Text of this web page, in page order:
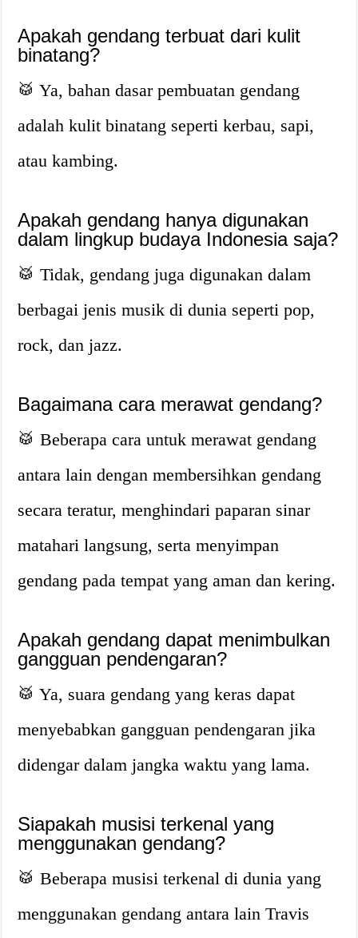
Apakah gendang terbuat dari kulit
binatang?
🥁 Ya, bahan dasar pembuatan gendang
adalah kulit binatang seperti kerbau, sapi,
atau kambing.
Apakah gendang hanya digunakan
dalam lingkup budaya Indonesia saja?
🥁 Tidak, gendang juga digunakan dalam
berbagai jenis musik di dunia seperti pop,
rock, dan jazz.
Bagaimana cara merawat gendang?
🥁 Beberapa cara untuk merawat gendang
antara lain dengan membersihkan gendang
secara teratur, menghindari paparan sinar
matahari langsung, serta menyimpan
gendang pada tempat yang aman dan kering.
Apakah gendang dapat menimbulkan
gangguan pendengaran?
🥁 Ya, suara gendang yang keras dapat
menyebabkan gangguan pendengaran jika
didengar dalam jangka waktu yang lama.
Siapakah musisi terkenal yang
menggunakan gendang?
🥁 Beberapa musisi terkenal di dunia yang
menggunakan gendang antara lain Travis